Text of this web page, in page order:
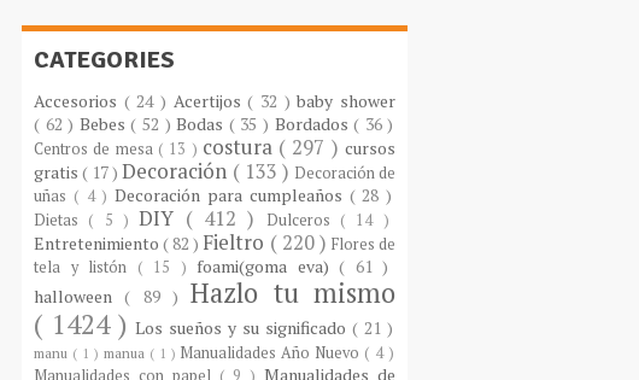
CATEGORIES
Accesorios ( 24 ) Acertijos( 32 )baby shower
( 62 ) Bebes( 52 )Bodas ( 35 ) Bordados( 36 )
Centros de mesa ( 13 ) costura ( 297 )cursos
gratis( 17 )Decoración ( 133 ) Decoración de
uñas ( 4 )Decoración para cumpleaños ( 28 )
Dietas ( 5 )DIY ( 412 ) Dulceros ( 14 )
Entretenimiento( 82 ) Fieltro ( 220 ) Flores de
tela y listón ( 15 ) foami(goma eva)( 61 )
halloween( 89 )Hazlo tu mismo
( 1424 ) Los sueños y su significado ( 21 )
manu ( 1 ) manua ( 1 ) Manualidades Año Nuevo ( 4 )
Manualidades de